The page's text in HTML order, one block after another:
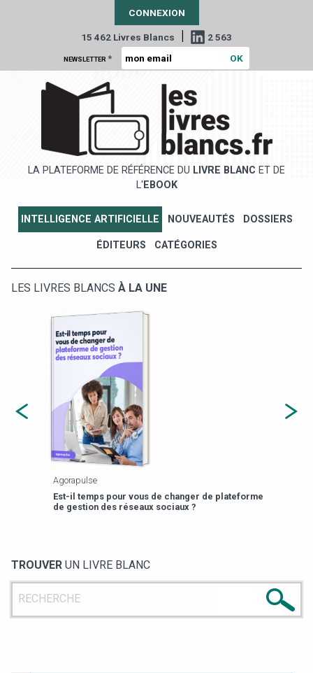
CONNEXION
15 462 Livres Blancs | 2 563
NEWSLETTER *
LA PLATEFORME DE RÉFÉRENCE DU LIVRE BLANC ET DE
L' EBOOK
INTELLIGENCE ARTIFICIELLE NOUVEAUTÉS DOSSIERS
ÉDITEURS CATÉGORIES
LES LIVRES BLANCS À LA UNE
Agorapulse
Est-il temps pour vous de changer de plateforme
de gestion des réseaux sociaux ?
TROUVER UN LIVRE BLANC